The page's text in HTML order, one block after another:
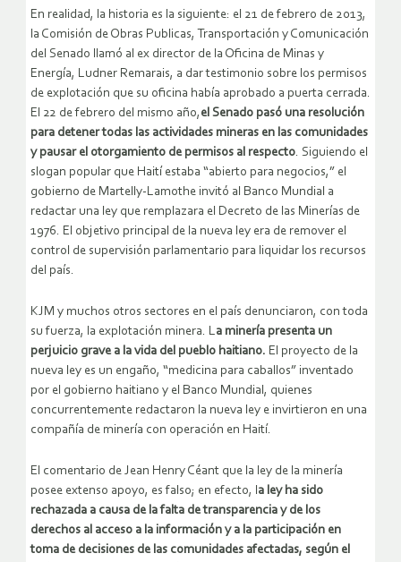
En realidad, la historia es la siguiente: el 21 de febrero de 2013,
la Comisión de Obras Publicas, Transportación y Comunicación
del Senado llamó al ex director de la Oficina de Minas y
Energía, Ludner Remarais, a dar testimonio sobre los permisos
de explotación que su oficina había aprobado a puerta cerrada.
El 22 de febrero del mismo año, el Senado pasó una resolución
para detener todas las actividades mineras en las comunidades
y pausar el otorgamiento de permisos al respecto. Siguiendo el
slogan popular que Haití estaba “abierto para negocios,” el
gobierno de Martelly-Lamothe invitó al Banco Mundial a
redactar una ley que remplazara el Decreto de las Minerías de
1976. El objetivo principal de la nueva ley era de remover el
control de supervisión parlamentario para liquidar los recursos
del país.
KJM y muchos otros sectores en el país denunciaron, con toda
su fuerza, la explotación minera. La minería presenta un
perjuicio grave a la vida del pueblo haitiano. El proyecto de la
nueva ley es un engaño, “medicina para caballos” inventado
por el gobierno haitiano y el Banco Mundial, quienes
concurrentemente redactaron la nueva ley e invirtieron en una
compañía de minería con operación en Haití.
El comentario de Jean Henry Céant que la ley de la minería
posee extenso apoyo, es falso; en efecto, la ley ha sido
rechazada a causa de la falta de transparencia y de los
derechos al acceso a la información y a la participación en
toma de decisiones de las comunidades afectadas, según el